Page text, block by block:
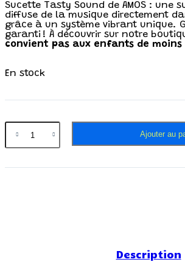
Sucette Tasty Sound de AMOS : une
diffuse de la musique directement
grâce à un système vibrant unique.
garanti ! À découvrir sur notre
convient pas aux enfants de moins
En stock
Ajouter au
Description